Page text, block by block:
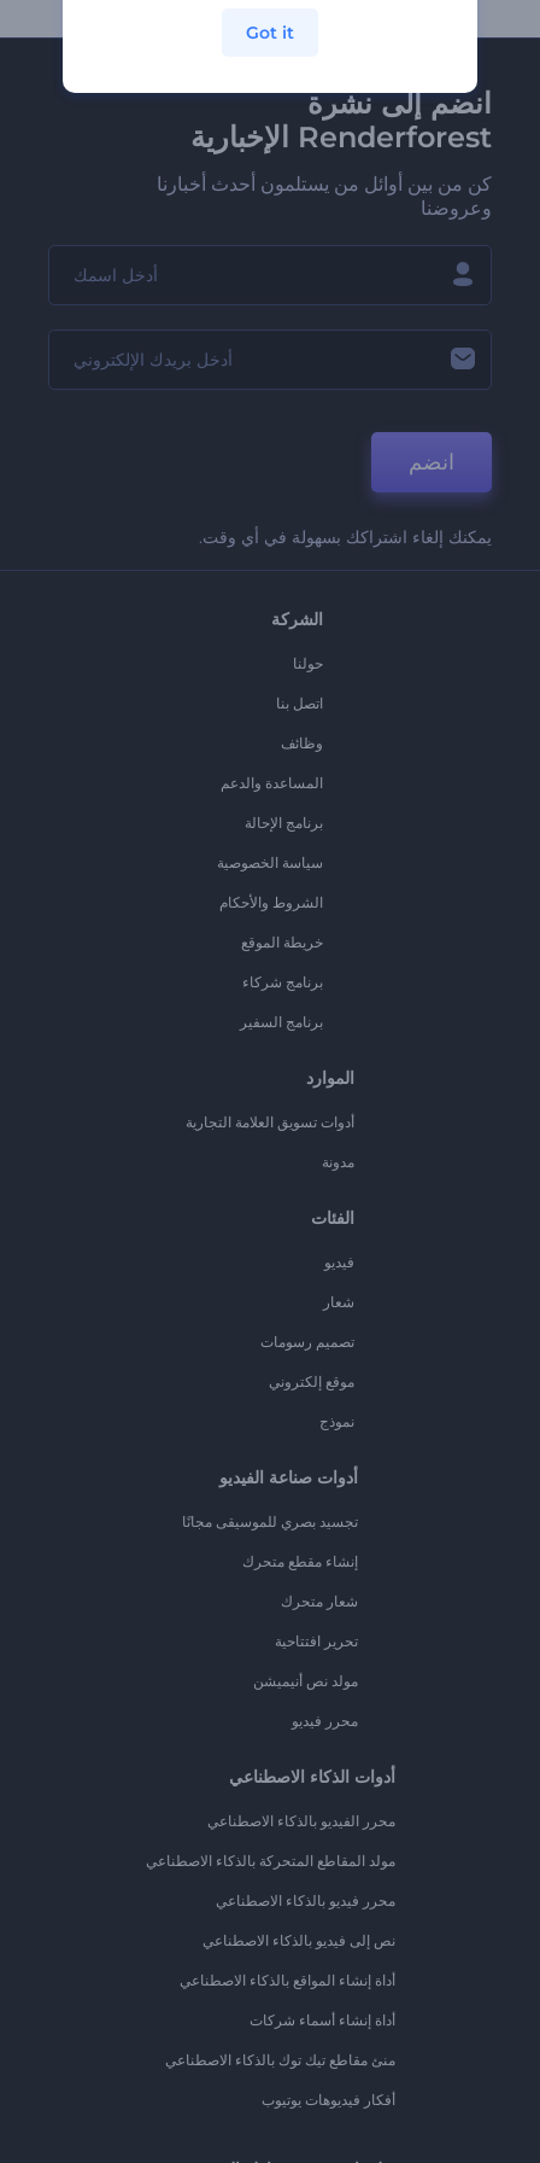
انضم إلى نشرة
Renderforest الإخبارية
كن من بين أوائل من يستلمون أحدث أخبارنا
وعروضنا
انضم
يمكنك إلغاء اشتراكك بسهولة في أي وقت.
الشركة
حولنا
اتصل بنا
وظائف
المساعدة والدعم
برنامج الإحالة
سياسة الخصوصية
الشروط والأحكام
خريطة الموقع
برنامج شركاء
برنامج السفير
الموارد
أدوات تسويق العلامة التجارية
مدونة
الفئات
فيديو
شعار
تصميم رسومات
موقع إلكتروني
نموذج
أدوات صناعة الفيديو
تجسيد بصري للموسيقى مجانًا
إنشاء مقطع متحرك
شعار متحرك
تحرير افتتاحية
مولد نص أنيميشن
محرر فيديو
أدوات الذكاء الاصطناعي
محرر الفيديو بالذكاء الاصطناعي
مولد المقاطع المتحركة بالذكاء الاصطناعي
محرر فيديو بالذكاء الاصطناعي
نص إلى فيديو بالذكاء الاصطناعي
أداة إنشاء المواقع بالذكاء الاصطناعي
أداة إنشاء أسماء شركات
منئ مقاطع تيك توك بالذكاء الاصطناعي
أفكار فيديوهات يوتيوب
Got it